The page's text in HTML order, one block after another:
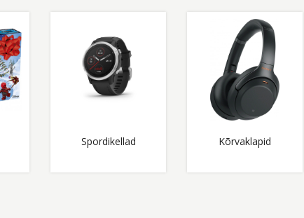
Spordikellad Kõrvaklapid